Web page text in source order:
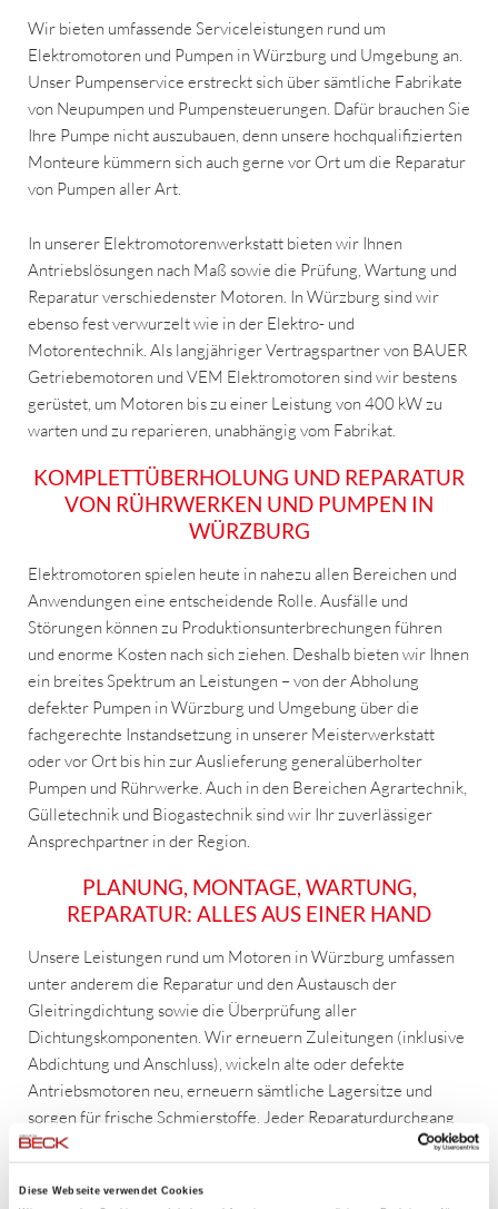
Diese Webseite verwendet Cookies
Wir bieten umfassende Serviceleistungen rund um
Elektromotoren und Pumpen in Würzburg und Umgebung an.
Unser Pumpenservice erstreckt sich über sämtliche Fabrikate
von Neupumpen und Pumpensteuerungen. Dafür brauchen Sie
Ihre Pumpe nicht auszubauen, denn unsere hochqualifizierten
Monteure kümmern sich auch gerne vor Ort um die Reparatur
von Pumpen aller Art.
In unserer Elektromotorenwerkstatt bieten wir Ihnen
Antriebslösungen nach Maß sowie die Prüfung, Wartung und
Reparatur verschiedenster Motoren. In Würzburg sind wir
ebenso fest verwurzelt wie in der Elektro- und
Motorentechnik. Als langjähriger Vertragspartner von BAUER
Getriebemotoren und VEM Elektromotoren sind wir bestens
gerüstet, um Motoren bis zu einer Leistung von 400 kW zu
warten und zu reparieren, unabhängig vom Fabrikat.
KOMPLETTÜBERHOLUNG UND REPARATUR
VON RÜHRWERKEN UND PUMPEN IN
WÜRZBURG
Elektromotoren spielen heute in nahezu allen Bereichen und
Anwendungen eine entscheidende Rolle. Ausfälle und
Störungen können zu Produktionsunterbrechungen führen
und enorme Kosten nach sich ziehen. Deshalb bieten wir Ihnen
ein breites Spektrum an Leistungen – von der Abholung
defekter Pumpen in Würzburg und Umgebung über die
fachgerechte Instandsetzung in unserer Meisterwerkstatt
oder vor Ort bis hin zur Auslieferung generalüberholter
Pumpen und Rührwerke. Auch in den Bereichen Agrartechnik,
Gülletechnik und Biogastechnik sind wir Ihr zuverlässiger
Ansprechpartner in der Region.
PLANUNG, MONTAGE, WARTUNG,
REPARATUR: ALLES AUS EINER HAND
Unsere Leistungen rund um Motoren in Würzburg umfassen
unter anderem die Reparatur und den Austausch der
Gleitringdichtung sowie die Überprüfung aller
Dichtungskomponenten. Wir erneuern Zuleitungen (inklusive
Abdichtung und Anschluss), wickeln alte oder defekte
Antriebsmotoren neu, erneuern sämtliche Lagersitze und
sorgen für frische Schmierstoffe. Jeder Reparaturdurchgang
beinhaltet einen Probelauf mit detailliertem Prüfprotokoll. Bei
besonderen Anforderungen und/oder Umwelteinflüssen
können wir auch die Gehäuse mit einer Spezialbeschichtung